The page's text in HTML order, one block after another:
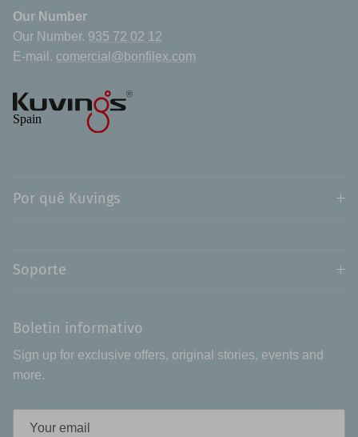
Our Number
Our Number. 935 72 02 12
E-mail. comercial@bonfilex.com
Por qué Kuvings
Soporte
Boletin informativo
Sign up for exclusive offers, original stories, events and
more.